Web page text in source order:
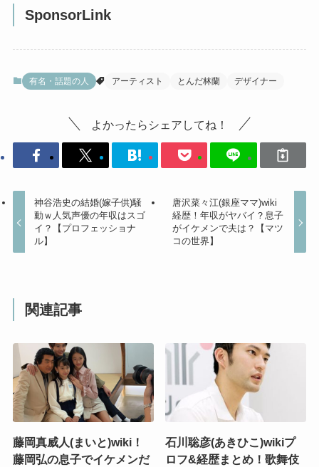
SponsorLink
有名・話題の人 アーティスト とんだ林蘭 デザイナー
よかったらシェアしてね！
神谷浩史の結婚(嫁子供)騒
動ｗ人気声優の年収はスゴ
イ？【プロフェッショナ
ル】
唐沢菜々江(銀座ママ)wiki
経歴！年収がヤバイ？息子
がイケメンで夫は？【マツ
コの世界】
関連記事
藤岡真威人(まいと)wiki！
藤岡弘の息子でイケメンだ
石川聡彦(あきひこ)wikiプ
ロフ&経歴まとめ！歌舞伎